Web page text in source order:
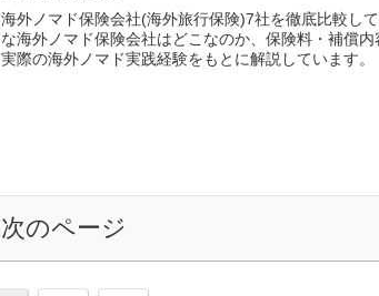
海外ノマド保険会社(海外旅行保険)7社を徹底比較し
な海外ノマド保険会社はどこなのか、保険料・補償内
実際の海外ノマド実践経験をもとに解説しています。
次のページ